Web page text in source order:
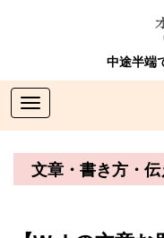
中途半端
Toggle
navigation
文章・書き方・伝